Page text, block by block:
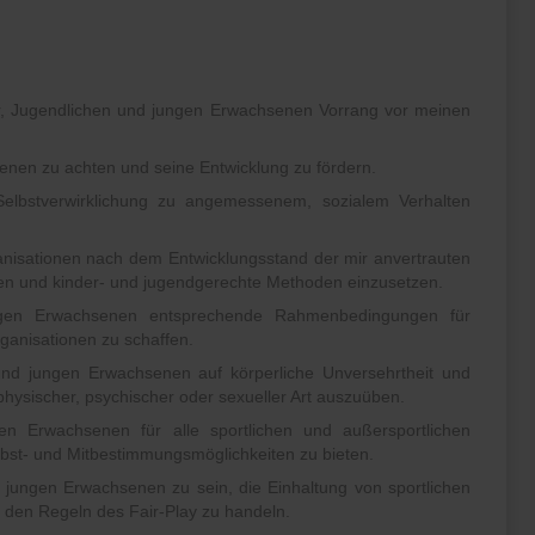
und jungen Erwachsenen Vorrang vor meinen
zu achten und seine Entwicklung zu fördern.
zu angemessenem, sozialem Verhalten
nach dem Entwicklungsstand der mir anvertrauten
und kinder- und jugendgerechte Methoden einzusetzen.
Erwachsenen entsprechende Rahmenbedingungen für
zu schaffen.
jungen Erwachsenen auf körperliche Unversehrtheit und
psychischer oder sexueller Art auszuüben.
Erwachsenen für alle sportlichen und außersportlichen
und Mitbestimmungsmöglichkeiten zu bieten.
Erwachsenen zu sein, die Einhaltung von sportlichen
Regeln des Fair-Play zu handeln.